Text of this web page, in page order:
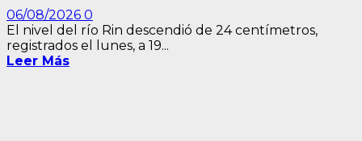
06/08/2026 0
El nivel del río Rin descendió de 24 centímetros,
registrados el lunes, a 19...
Leer Más